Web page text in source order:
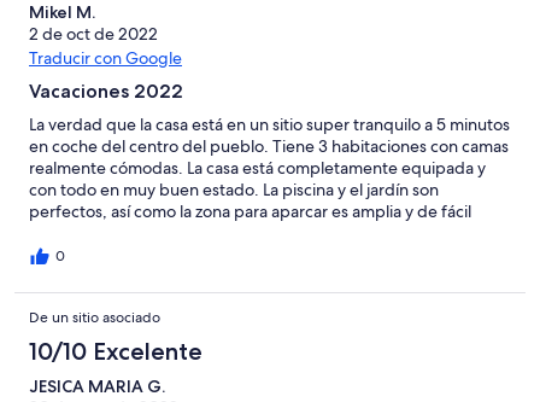
Mikel M.
2 de oct de 2022
Traducir con Google
Vacaciones 2022
La verdad que la casa está en un sitio super tranquilo a 5 minutos
en coche del centro del pueblo. Tiene 3 habitaciones con camas
realmente cómodas. La casa está completamente equipada y
con todo en muy buen estado. La piscina y el jardín son
perfectos, así como la zona para aparcar es amplia y de fácil
allí mismo. Juan fue muy atento a nuestra llegada y salida. El
la época en la que hemos viajado (septiembre). Volveremos!
0
De un sitio asociado
10/10 Excelente
JESICA MARIA G.